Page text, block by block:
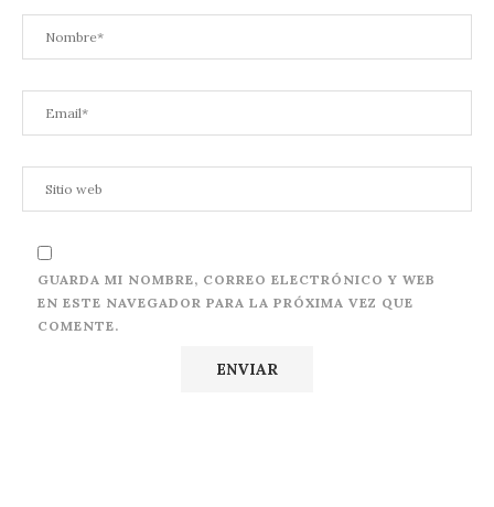
GUARDA MI NOMBRE, CORREO ELECTRÓNICO Y WEB
EN ESTE NAVEGADOR PARA LA PRÓXIMA VEZ QUE
COMENTE.